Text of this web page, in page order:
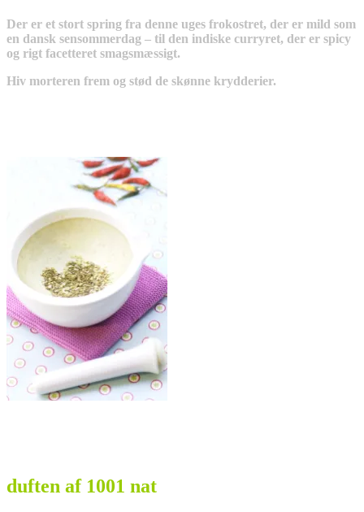
Der er et stort spring fra denne uges frokostret, der er mild som
en dansk sensommerdag – til den indiske curryret, der er spicy
og rigt facetteret smagsmæssigt.
Hiv morteren frem og stød de skønne krydderier.
duften af 1001 nat